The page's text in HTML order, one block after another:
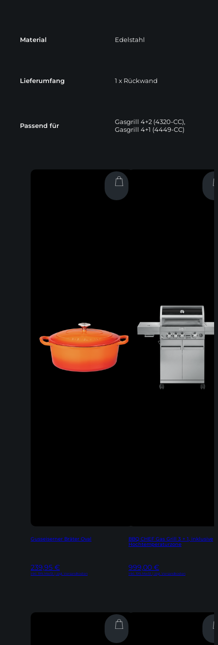
Material Edelstahl
Lieferumfang 1 x Rückwand
Passend für
Gasgrill 4+2 (4320-CC),
Gasgrill 4+1 (4449-CC)
Gusseiserner Bräter Oval
239,95 €
Inkl. 19% MwSt | zzgl. Versandkosten
BBQ CHEF Gas Grill 3 + 1, inklusive
Hochtemperaturzone
999,00 €
Inkl. 19% MwSt | zzgl. Versandkosten